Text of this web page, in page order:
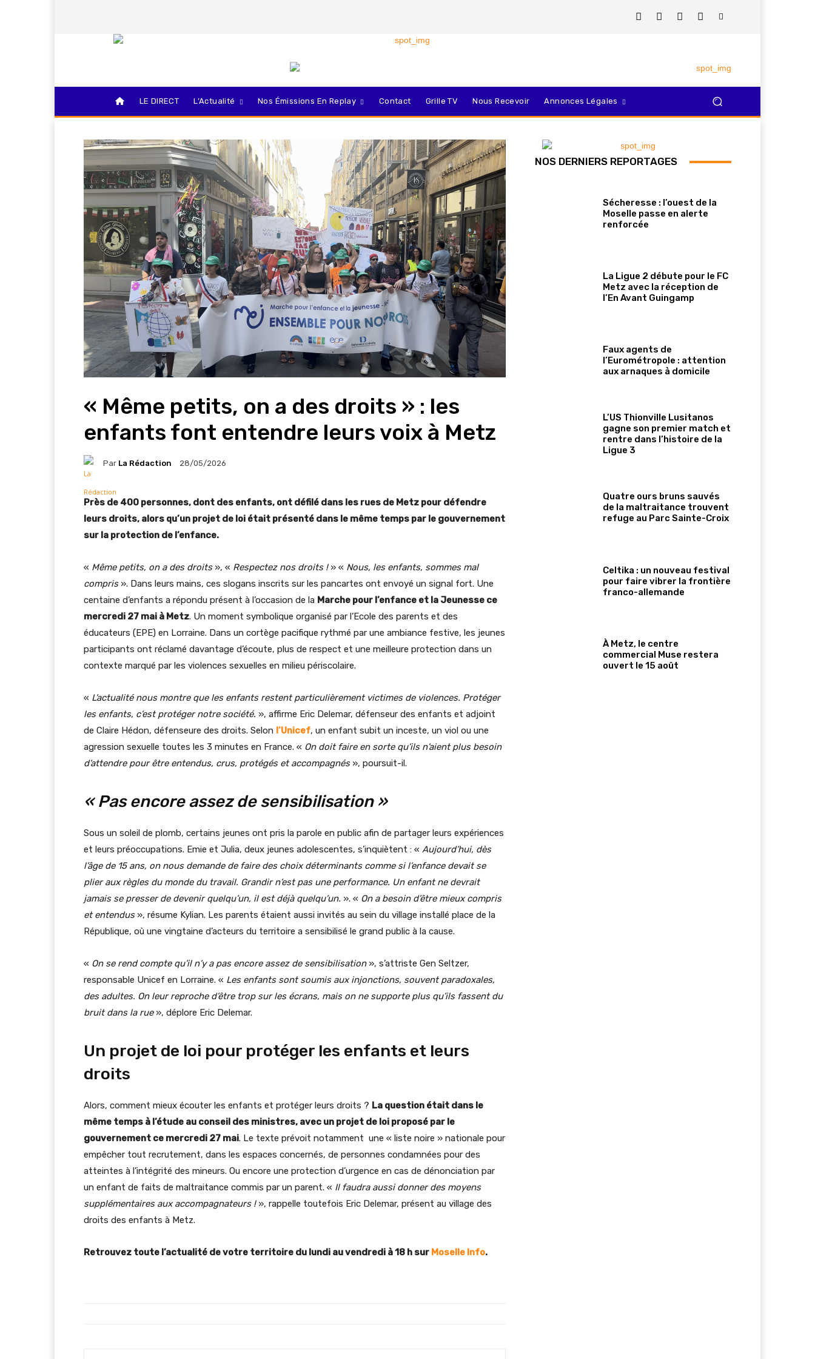
LE DIRECT L’Actualité Nos Émissions En Replay Contact Grille TV Nous Recevoir Annonces Légales
« Même petits, on a des droits » : les
enfants font entendre leurs voix à Metz
Par La Rédaction 28/05/2026
Près de 400 personnes, dont des enfants, ont défilé dans les rues de Metz pour défendre
leurs droits, alors qu’un projet de loi était présenté dans le même temps par le gouvernement
sur la protection de l’enfance.
« Même petits, on a des droits », « Respectez nos droits ! » « Nous, les enfants, sommes mal
compris». Dans leurs mains, ces slogans inscrits sur les pancartes ont envoyé un signal fort. Une
centaine d’enfants a répondu présent à l’occasion de la Marche pour l’enfance et la Jeunesse ce
mercredi 27 mai à Metz. Un moment symbolique organisé par l’Ecole des parents et des
éducateurs (EPE) en Lorraine. Dans un cortège pacifique rythmé par une ambiance festive, les jeunes
participants ont réclamé davantage d’écoute, plus de respect et une meilleure protection dans un
contexte marqué par les violences sexuelles en milieu périscolaire.
« L’actualité nous montre que les enfants restent particulièrement victimes de violences. Protéger
les enfants, c’est protéger notre société. », affirme Eric Delemar, défenseur des enfants et adjoint
de Claire Hédon, défenseure des droits. Selon l’Unicef, un enfant subit un inceste, un viol ou une
agression sexuelle toutes les 3 minutes en France. « On doit faire en sorte qu’ils n’aient plus besoin
d’attendre pour être entendus, crus, protégés et accompagnés », poursuit-il.
« Pas encore assez de sensibilisation »
Sous un soleil de plomb, certains jeunes ont pris la parole en public afin de partager leurs expériences
et leurs préoccupations. Emie et Julia, deux jeunes adolescentes, s’inquiètent : « Aujourd’hui, dès
l’âge de 15 ans, on nous demande de faire des choix déterminants comme si l’enfance devait se
plier aux règles du monde du travail. Grandir n’est pas une performance. Un enfant ne devrait
jamais se presser de devenir quelqu’un, il est déjà quelqu’un. ». « On a besoin d’être mieux compris
et entendus », résume Kylian. Les parents étaient aussi invités au sein du village installé place de la
République, où une vingtaine d’acteurs du territoire a sensibilisé le grand public à la cause.
« On se rend compte qu’il n’y a pas encore assez de sensibilisation », s’attriste Gen Seltzer,
responsable Unicef en Lorraine. « Les enfants sont soumis aux injonctions, souvent paradoxales,
des adultes. On leur reproche d’être trop sur les écrans, mais on ne supporte plus qu’ils fassent du
bruit dans la rue », déplore Eric Delemar.
Un projet de loi pour protéger les enfants et leurs
droits
Alors, comment mieux écouter les enfants et protéger leurs droits ? La question était dans le
même temps à l’étude au conseil des ministres, avec un projet de loi proposé par le
gouvernement ce mercredi 27 mai. Le texte prévoit notamment une « liste noire » nationale pour
empêcher tout recrutement, dans les espaces concernés, de personnes condamnées pour des
atteintes à l’intégrité des mineurs. Ou encore une protection d’urgence en cas de dénonciation par
un enfant de faits de maltraitance commis par un parent. « Il faudra aussi donner des moyens
supplémentaires aux accompagnateurs ! », rappelle toutefois Eric Delemar, présent au village des
droits des enfants à Metz.
Retrouvez toute l’actualité de votre territoire du lundi au vendredi à 18 h sur Moselle Info.
NOS DERNIERS REPORTAGES
Sécheresse : l’ouest de la
Moselle passe en alerte
renforcée
La Ligue 2 débute pour le FC
Metz avec la réception de
l’En Avant Guingamp
Faux agents de
l’Eurométropole : attention
aux arnaques à domicile
L’US Thionville Lusitanos
gagne son premier match et
rentre dans l’histoire de la
Ligue 3
Quatre ours bruns sauvés
de la maltraitance trouvent
refuge au Parc Sainte-Croix
Celtika : un nouveau festival
pour faire vibrer la frontière
franco-allemande
À Metz, le centre
commercial Muse restera
ouvert le 15 août